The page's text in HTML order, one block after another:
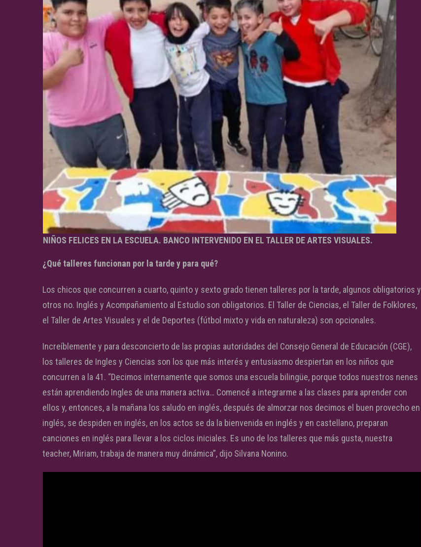
NIÑOS FELICES EN LA ESCUELA. BANCO INTERVENIDO EN EL TALLER DE ARTES VISUALES.
¿Qué talleres funcionan por la tarde y para qué?
Los chicos que concurren a cuarto, quinto y sexto grado tienen talleres por la tarde, algunos obligatorios y
otros no. Inglés y Acompañamiento al Estudio son obligatorios. El Taller de Ciencias, el Taller de Folklores,
el Taller de Artes Visuales y el de Deportes (fútbol mixto y vida en naturaleza) son opcionales.
Increíblemente y para desconcierto de las propias autoridades del Consejo General de Educación (CGE),
los talleres de Ingles y Ciencias son los que más interés y entusiasmo despiertan en los niños que
concurren a la 41. “Decimos internamente que somos una escuela bilingüe, porque todos nuestros nenes
están aprendiendo Ingles de una manera activa… Comencé a integrarme a las clases para aprender con
ellos y, entonces, a la mañana los saludo en inglés, después de almorzar nos decimos el buen provecho en
inglés, se despiden en inglés, en los actos se da la bienvenida en inglés y en castellano, preparan
canciones en inglés para llevar a los ciclos iniciales. Es uno de los talleres que más gusta, nuestra
teacher, Miriam, trabaja de manera muy dinámica”, dijo Silvana Nonino.